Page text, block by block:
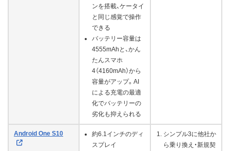
ンを搭載、ケータイ
と同じ感覚で操作
できる
バッテリー容量は
4555mAhと、かん
たんスマホ
4（4160mAh）から
容量がアップ。AI
による充電の最適
化でバッテリーの
劣化も抑えられる
Android One S10
約6.1インチのディ
スプレイ
シンプル3に他社か
ら乗り換え・新規契